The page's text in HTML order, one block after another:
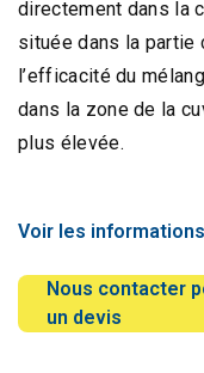
directement dans la
située dans la partie
l’efficacité du
dans la zone de la
plus élevée.
Voir les
Nous contacter
un devis